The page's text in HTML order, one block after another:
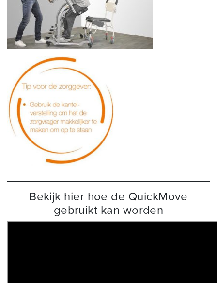
Bekijk hier hoe de QuickMove
gebruikt kan worden